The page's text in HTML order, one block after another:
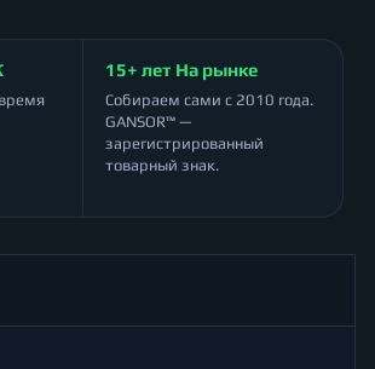
15+ лет На рынке
Собираем сами с 2010 года.
GANSOR™ —
зарегистрированный
товарный знак.